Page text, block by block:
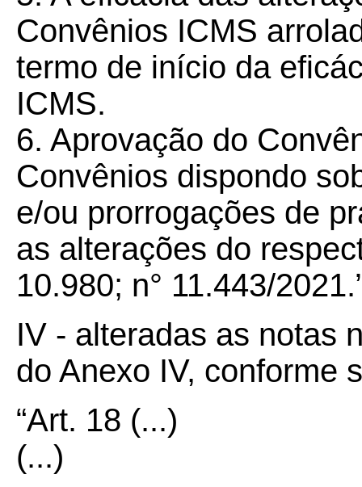
Convênios ICMS
termo de início da
ICMS.
6. Aprovação do
Convênios dispondo
e/ou prorrogações de
as alterações do
10.980; n° 11.443/
IV - alteradas as notas
do Anexo IV, conforme
“Art. 18 (...)
(...)